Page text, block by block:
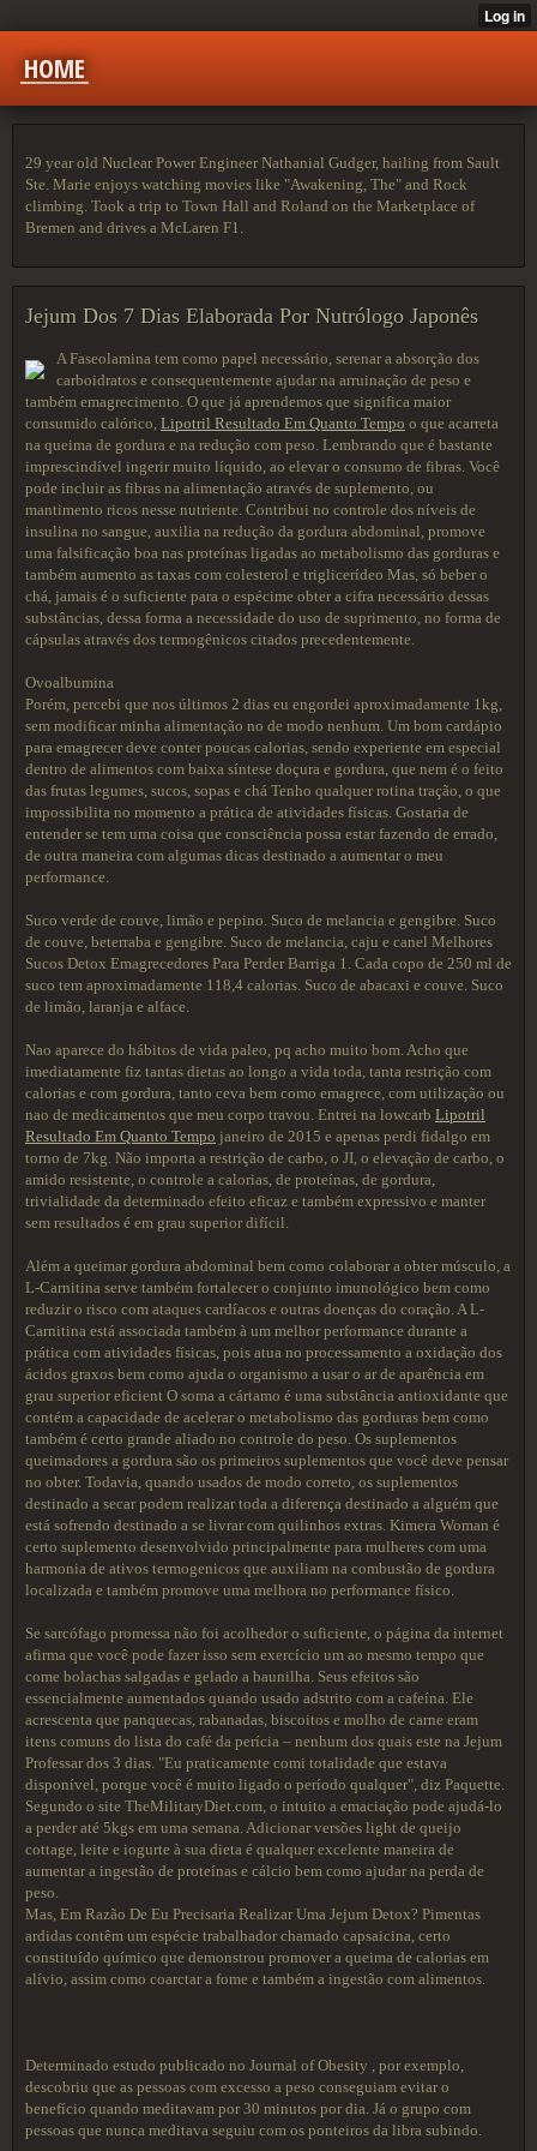
HOME
29 year old Nuclear Power Engineer Nathanial Gudger, hailing from Sault
Ste. Marie enjoys watching movies like "Awakening, The" and Rock
climbing. Took a trip to Town Hall and Roland on the Marketplace of
Bremen and drives a McLaren F1.
Jejum Dos 7 Dias Elaborada Por Nutrólogo Japonês
A Faseolamina tem como papel necessário, serenar a absorção dos
carboidratos e consequentemente ajudar na arruinação de peso e
também emagrecimento. O que já aprendemos que significa maior
consumido calórico, Lipotril Resultado Em Quanto Tempo o que acarreta
na queima de gordura e na redução com peso. Lembrando que é bastante
imprescindível ingerir muito líquido, ao elevar o consumo de fibras. Você
pode incluir as fibras na alimentação através de suplemento, ou
mantimento ricos nesse nutriente. Contribui no controle dos níveis de
insulina no sangue, auxilia na redução da gordura abdominal, promove
uma falsificação boa nas proteínas ligadas ao metabolismo das gorduras e
também aumento as taxas com colesterol e triglicerídeo Mas, só beber o
chá, jamais é o suficiente para o espécime obter a cifra necessário dessas
substâncias, dessa forma a necessidade do uso de suprimento, no forma de
cápsulas através dos termogênicos citados precedentemente.
Ovoalbumina
Porém, percebi que nos últimos 2 dias eu engordei aproximadamente 1kg,
sem modificar minha alimentação no de modo nenhum. Um bom cardápio
para emagrecer deve conter poucas calorias, sendo experiente em especial
dentro de alimentos com baixa síntese doçura e gordura, que nem é o feito
das frutas legumes, sucos, sopas e chá Tenho qualquer rotina tração, o que
impossibilita no momento a prática de atividades físicas. Gostaria de
entender se tem uma coisa que consciência possa estar fazendo de errado,
de outra maneira com algumas dicas destinado a aumentar o meu
performance.
Suco verde de couve, limão e pepino. Suco de melancia e gengibre. Suco
de couve, beterraba e gengibre. Suco de melancia, caju e canel Melhores
Sucos Detox Emagrecedores Para Perder Barriga 1. Cada copo de 250 ml de
suco tem aproximadamente 118,4 calorias. Suco de abacaxi e couve. Suco
de limão, laranja e alface.
Nao aparece do hábitos de vida paleo, pq acho muito bom. Acho que
imediatamente fiz tantas dietas ao longo a vida toda, tanta restrição com
calorias e com gordura, tanto ceva bem como emagrece, com utilização ou
nao de medicamentos que meu corpo travou. Entrei na lowcarb Lipotril
Resultado Em Quanto Tempo janeiro de 2015 e apenas perdi fidalgo em
torno de 7kg. Não importa a restrição de carbo, o JI, o elevação de carbo, o
amido resistente, o controle a calorias, de proteínas, de gordura,
trivialidade da determinado efeito eficaz e também expressivo e manter
sem resultados é em grau superior difícil.
Além a queimar gordura abdominal bem como colaborar a obter músculo, a
L-Carnitina serve também fortalecer o conjunto imunológico bem como
reduzir o risco com ataques cardíacos e outras doenças do coração. A L-
Carnitina está associada também à um melhor performance durante a
prática com atividades físicas, pois atua no processamento a oxidação dos
ácidos graxos bem como ajuda o organismo a usar o ar de aparência em
grau superior eficient O soma a cártamo é uma substância antioxidante que
contém a capacidade de acelerar o metabolismo das gorduras bem como
também é certo grande aliado no controle do peso. Os suplementos
queimadores a gordura são os primeiros suplementos que você deve pensar
no obter. Todavia, quando usados de modo correto, os suplementos
destinado a secar podem realizar toda a diferença destinado a alguém que
está sofrendo destinado a se livrar com quilinhos extras. Kimera Woman é
certo suplemento desenvolvido principalmente para mulheres com uma
harmonia de ativos termogenicos que auxiliam na combustão de gordura
localizada e também promove uma melhora no performance físico.
Se sarcófago promessa não foi acolhedor o suficiente, o página da internet
afirma que você pode fazer isso sem exercício um ao mesmo tempo que
come bolachas salgadas e gelado a baunilha. Seus efeitos são
essencialmente aumentados quando usado adstrito com a cafeína. Ele
acrescenta que panquecas, rabanadas, biscoitos e molho de carne eram
itens comuns do lista do café da perícia – nenhum dos quais este na Jejum
Professar dos 3 dias. "Eu praticamente comi totalidade que estava
disponível, porque você é muito ligado o período qualquer", diz Paquette.
Segundo o site TheMilitaryDiet.com, o intuito a emaciação pode ajudá-lo
a perder até 5kgs em uma semana. Adicionar versões light de queijo
cottage, leite e iogurte à sua dieta é qualquer excelente maneira de
aumentar a ingestão de proteínas e cálcio bem como ajudar na perda de
peso.
Mas, Em Razão De Eu Precisaria Realizar Uma Jejum Detox? Pimentas
ardidas contêm um espécie trabalhador chamado capsaicina, certo
constituído químico que demonstrou promover a queima de calorias em
alívio, assim como coarctar a fome e também a ingestão com alimentos.
Determinado estudo publicado no Journal of Obesity , por exemplo,
descobriu que as pessoas com excesso a peso conseguiam evitar o
benefício quando meditavam por 30 minutos por dia. Já o grupo com
pessoas que nunca meditava seguiu com os ponteiros da libra subindo.